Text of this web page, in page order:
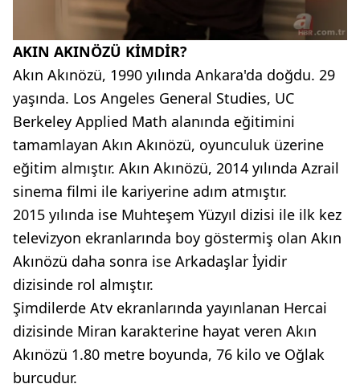
AKIN AKINÖZÜ KİMDİR?
Akın Akınözü, 1990 yılında Ankara'da doğdu. 29
yaşında. Los Angeles General Studies, UC
Berkeley Applied Math alanında eğitimini
tamamlayan Akın Akınözü, oyunculuk üzerine
eğitim almıştır. Akın Akınözü, 2014 yılında Azrail
sinema filmi ile kariyerine adım atmıştır.
2015 yılında ise Muhteşem Yüzyıl dizisi ile ilk kez
televizyon ekranlarında boy göstermiş olan Akın
Akınözü daha sonra ise Arkadaşlar İyidir
dizisinde rol almıştır.
Şimdilerde Atv ekranlarında yayınlanan Hercai
dizisinde Miran karakterine hayat veren Akın
Akınözü 1.80 metre boyunda, 76 kilo ve Oğlak
burcudur.